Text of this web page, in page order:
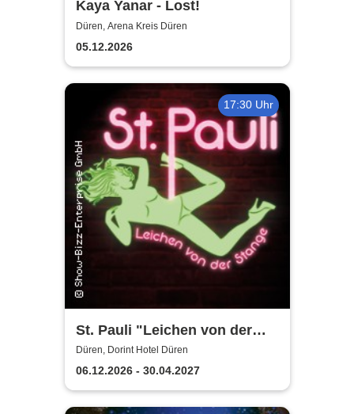
Kaya Yanar - Lost!
Düren, Arena Kreis Düren
05.12.2026
17:30 Uhr
St. Pauli "Leichen von der
Stange" - Krimi-Dinner
Düren, Dorint Hotel Düren
06.12.2026 - 30.04.2027